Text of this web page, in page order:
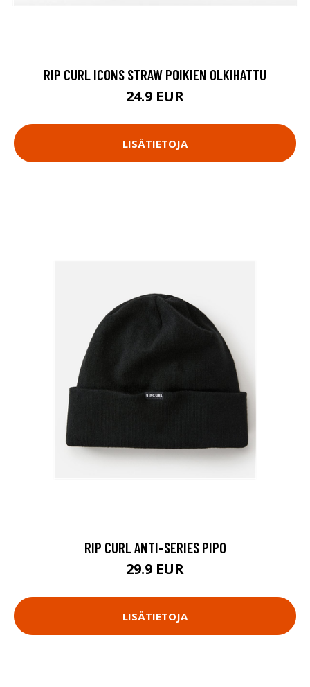
RIP CURL ICONS STRAW POIKIEN OLKIHATTU
24.9 EUR
LISÄTIETOJA
RIP CURL ANTI-SERIES PIPO
29.9 EUR
LISÄTIETOJA